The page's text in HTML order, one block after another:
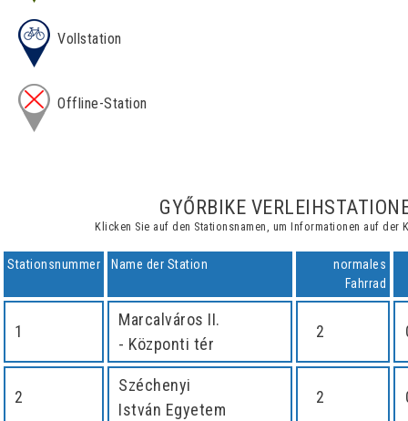
Vollstation
Offline-Station
GYŐRBIKE
Klicken Sie auf den Stationsnamen, um Informationen auf der
Stationsnummer Name der Station
normales
Fahrrad
1
Marcalváros II.
- Központi tér
2
2
Széchenyi
István Egyetem
2